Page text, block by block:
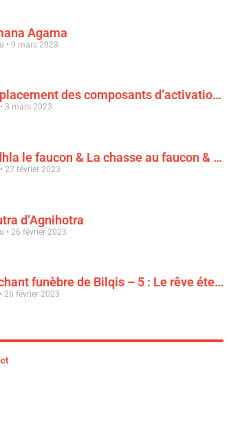
Agama
9 mars 2023
Emplacement des composants d’activation & « Au clair de la lune rouge sang »
3 mars 2023
Tadhla le faucon & La chasse au faucon & Le faucon déchu
27 février 2023
d’Agnihotra
26 février 2023
Le chant funèbre de Bilqis – 5 : Le rêve éternel d’une luxuriance épanouie
26 février 2023